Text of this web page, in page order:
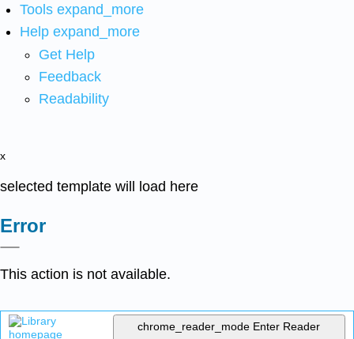
Tools expand_more
Help expand_more
Get Help
Feedback
Readability
x
selected template will load here
Error
This action is not available.
chrome_reader_mode Enter Reader